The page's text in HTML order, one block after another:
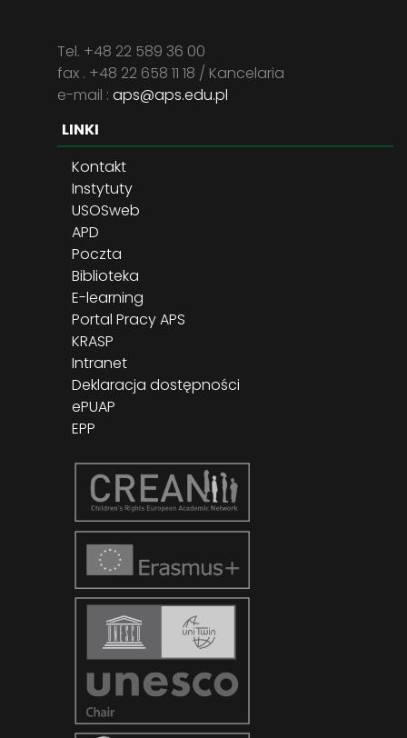
Tel. +48 22 589 36 00
fax . +48 22 658 11 18 / Kancelaria
e-mail : aps@aps.edu.pl
LINKI
Kontakt
Instytuty
USOSweb
APD
Poczta
Biblioteka
E-learning
Portal Pracy APS
KRASP
Intranet
Deklaracja dostępności
ePUAP
EPP